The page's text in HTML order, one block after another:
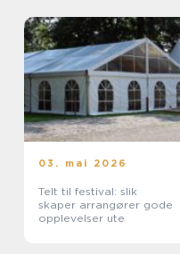
03. mai 2026
Telt til festival: slik
skaper arrangører gode
opplevelser ute